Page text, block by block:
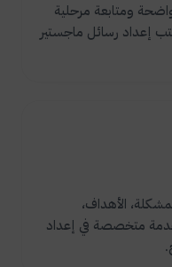
ومتابعة مرحلية
إعداد رسائل ماجستير
الأهداف،
متخصصة في إعداد